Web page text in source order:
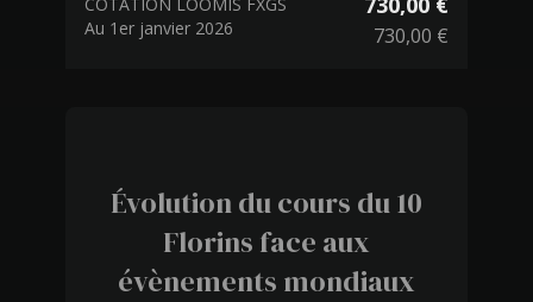
Au 1er janvier 2026
730,00 €
Évolution du cours du 10
Florins face aux
évènements mondiaux